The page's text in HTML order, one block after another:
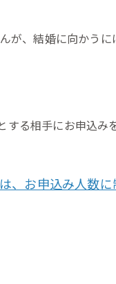
が、結婚に向かう
る相手にお申込み
、お申込み人数